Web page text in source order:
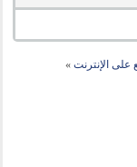
على الإنترنت »